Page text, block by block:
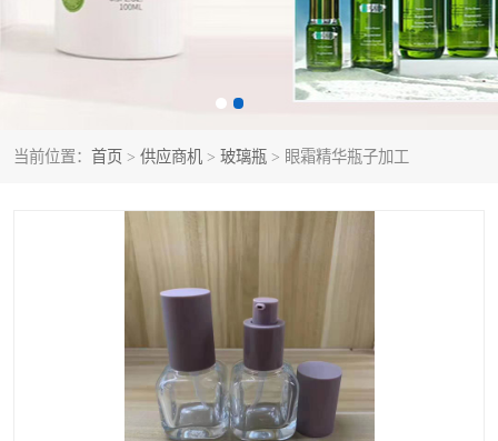
当前位置： 首页 > 供应商机 > 玻璃瓶 > 眼霜精华瓶子加工